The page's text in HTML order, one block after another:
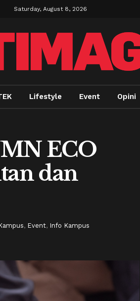
Saturday, August 8, 2026
Lifestyle Event Opini
ECO
dan
, Event, Info Kampus